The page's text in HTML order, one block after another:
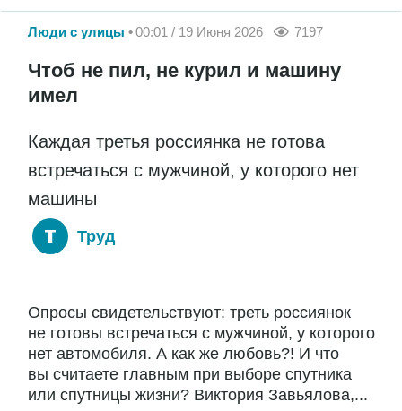
Люди с улицы 00:01 / 19 Июня 2026 7197
Чтоб не пил, не курил и машину
имел
Каждая третья россиянка не готова
встречаться с мужчиной, у которого нет
машины
Труд
Опросы свидетельствуют: треть россиянок
не готовы встречаться с мужчиной, у которого
нет автомобиля. А как же любовь?! И что
вы считаете главным при выборе спутника
или спутницы жизни? Виктория Завьялова,...